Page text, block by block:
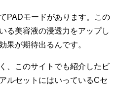
PADモードがあります。この
る美容液の浸透力をアップし
果が期待出るんです。
、このサイトでも紹介したビ
ルセットにはいっているCセ